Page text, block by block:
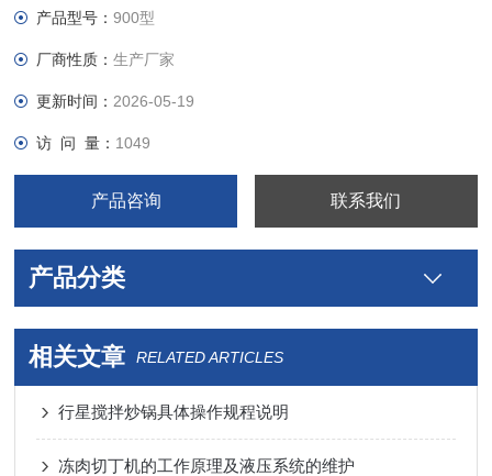
储100个杀菌公式。以便选择使用 适用范围；软包装、铝箔袋、
产品型号：900型
厂商性质：生产厂家
更新时间： 2026-05-19
访 问 量： 1049
产品咨询 联系我们
产品分类
相关文章 RELATED ARTICLES
行星搅拌炒锅具体操作规程说明
冻肉切丁机的工作原理及液压系统的维护